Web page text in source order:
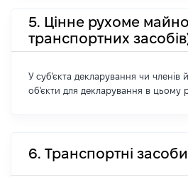
5. Цінне рухоме
транспортних
У суб'єкта декларування чи членів
об'єкти для декларування в цьому
6. Транспортні засоби